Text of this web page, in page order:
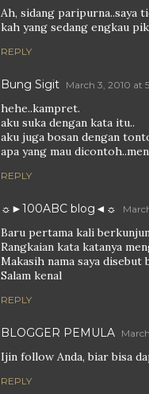
Ah, sidang paripurna..saya
kah yang sedang engkau
REPLY
Bung Sigit March 3, 2010 at
hehe..kampret.
aku suka dengan kata itu..
aku juga bosan dengan
apa yang mau
REPLY
☼►100ABC blog◄☼
Baru pertama kali
Rangkaian kata katanya
Makasih nama saya disebut
Salam kenal
REPLY
BLOGGER PEMULA
Ijin follow Anda, biar bisa
REPLY